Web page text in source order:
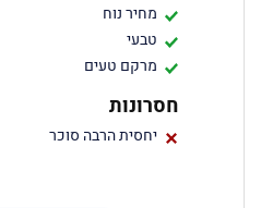
מחיר נוח
טבעי
מרקם טעים
חסרונות
יחסית הרבה סוכר